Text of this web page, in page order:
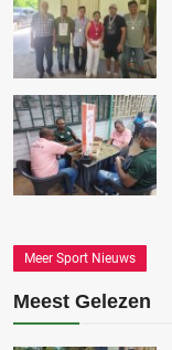
Meer Sport Nieuws
Meest Gelezen